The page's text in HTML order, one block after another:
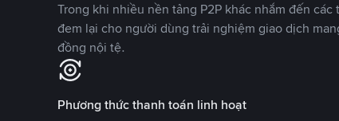
Trong khi nhiều nền tảng P2P khác nhắm đến
đem lại cho người dùng trải nghiệm giao dịch
đồng nội tệ.
Phương thức thanh toán linh hoạt